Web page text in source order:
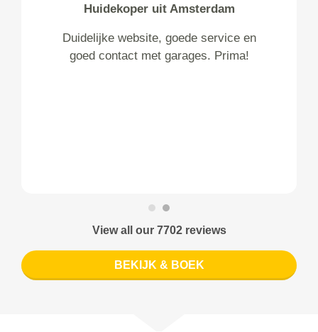
Huidekoper uit Amsterdam
Duidelijke website, goede service en
goed contact met garages. Prima!
View all our 7702 reviews
BEKIJK & BOEK